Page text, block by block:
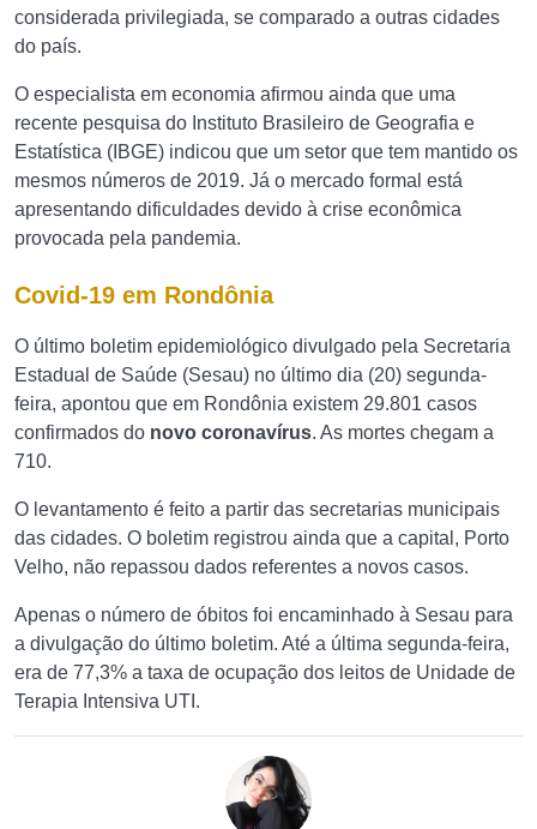
considerada privilegiada, se comparado a outras cidades
do país.
O especialista em economia afirmou ainda que uma
recente pesquisa do Instituto Brasileiro de Geografia e
Estatística (IBGE) indicou que um setor que tem mantido os
mesmos números de 2019. Já o mercado formal está
apresentando dificuldades devido à crise econômica
provocada pela pandemia.
Covid-19 em Rondônia
O último boletim epidemiológico divulgado pela Secretaria
Estadual de Saúde (Sesau) no último dia (20) segunda-
feira, apontou que em Rondônia existem 29.801 casos
confirmados do novo coronavírus. As mortes chegam a
710.
O levantamento é feito a partir das secretarias municipais
das cidades. O boletim registrou ainda que a capital, Porto
Velho, não repassou dados referentes a novos casos.
Apenas o número de óbitos foi encaminhado à Sesau para
a divulgação do último boletim. Até a última segunda-feira,
era de 77,3% a taxa de ocupação dos leitos de Unidade de
Terapia Intensiva UTI.